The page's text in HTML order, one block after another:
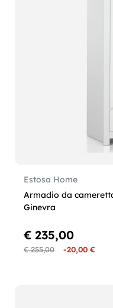
Estosa Home
Armadio da
Ginevra
€ 255,00 -20,00 €
€ 235,00